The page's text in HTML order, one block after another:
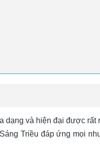
dạng và hiện đại được
Triều đáp ứng mọi